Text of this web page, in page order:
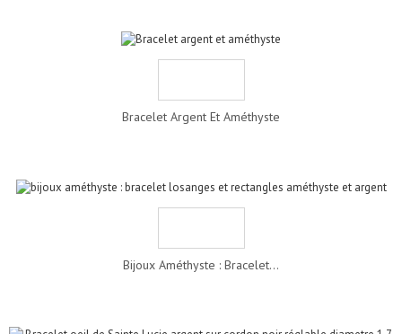
Bracelet Argent Et Améthyste
Bijoux Améthyste : Bracelet...